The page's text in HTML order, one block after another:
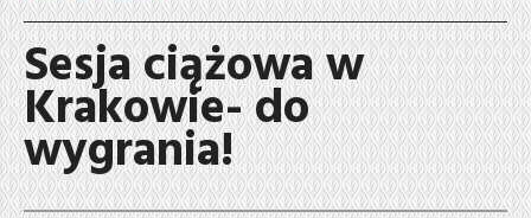
Sesja ciążowa w
Krakowie- do
wygrania!